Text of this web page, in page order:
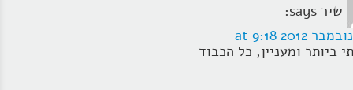
שיר says:
ביותר ומעניין, כל הכבוד